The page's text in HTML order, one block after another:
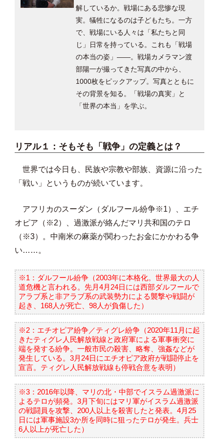
解しているか。戦場にある悲惨な現
実。犠牲になるのは子どもたち。一方
で、戦場にいる人々は「私たちと同
じ」日常を持っている。これも「戦場
の本当の姿」――。戦場カメラマン渡
部陽一が撮ってきた写真の中から、
1000枚をピックアップ。写真とともに
その背景を知る。「戦場の真実」と
「世界の本当」を学ぶ。
リアル１：そもそも「戦争」の定義とは？
世界では今日も、民族や宗教や部族、資源に沿った
「戦い」というものが続いています。
アフリカのスーダン（ダルフール紛争※1）、エチ
オピア（※2）、過激派が絡んだマリ共和国のテロ
（※3）。中南米の麻薬が関わったお金にかかわる争
い……。
※1：ダルフール紛争（2003年に本格化。世界最大の人
道危機と言われる。先月4月24日には西部ダルフールで
アラブ系と非アラブ系の武装勢力による襲撃や戦闘が
起き、168人が死亡、98人が負傷した）
※2：エチオピア紛争／ティグレ紛争（2020年11月に起
きたティグレ人民解放戦線と政府軍による軍事衝突に
端を発する紛争。一般市民の殺害、略奪、強姦などが
発生している。3月24日にエチオピア政府が戦闘停止を
宣言。ティグレ人民解放戦線も停戦合意を表明）
※3：2016年以降、マリの北・中部でイスラム過激派に
よるテロが頻発。3月下旬にはマリ軍がイスラム過激派
の戦闘員を攻撃、200人以上を殺害したと発表。4月25
日には軍事施設3か所を同時に狙ったテロが発生。兵士
6人以上が死亡した）